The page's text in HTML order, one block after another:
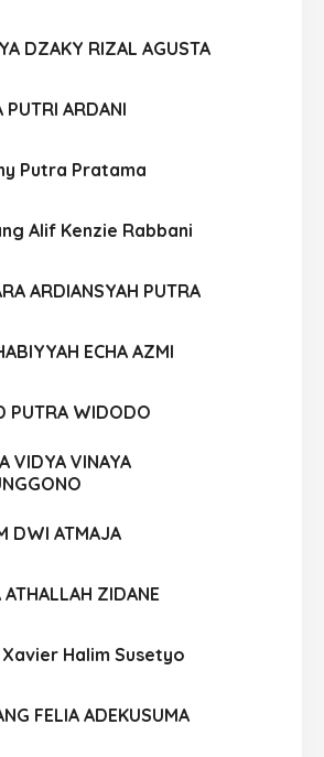
DZAKY RIZAL AGUSTA
PUTRI ARDANI
Putra Pratama
Alif Kenzie Rabbani
ARDIANSYAH PUTRA
ECHA AZMI
PUTRA WIDODO
VIDYA VINAYA
DWI ATMAJA
ATHALLAH ZIDANE
Halim Susetyo
FELIA ADEKUSUMA